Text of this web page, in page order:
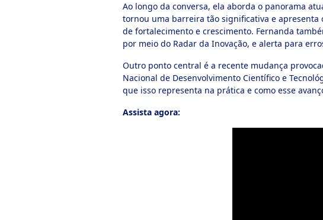
Ao longo da conversa, ela aborda o panorama
tornou uma barreira tão significativa e apresenta
de fortalecimento e crescimento. Fernanda
por meio do Radar da Inovação, e alerta para
Outro ponto central é a recente mudança
Nacional de Desenvolvimento Científico e
que isso representa na prática e como esse
Assista agora: